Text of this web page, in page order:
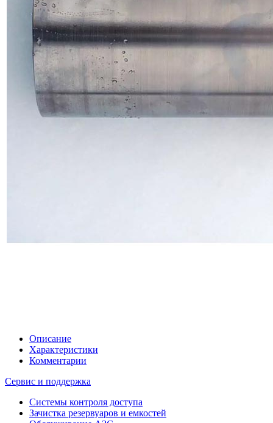
Описание
Характеристики
Комментарии
Сервис и поддержка
Системы контроля доступа
Зачистка резервуаров и емкостей